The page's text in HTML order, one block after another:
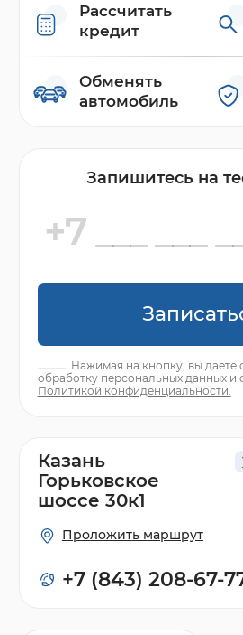
Рассчитать
кредит
Обменять
автомобиль
Запишитесь на
Нажимая на кнопку, вы даете
обработку персональных данных и
Политикой конфиденциальности.
Казань
Горьковское
шоссе 30к1
Проложить маршрут
+7 (843) 208-67-